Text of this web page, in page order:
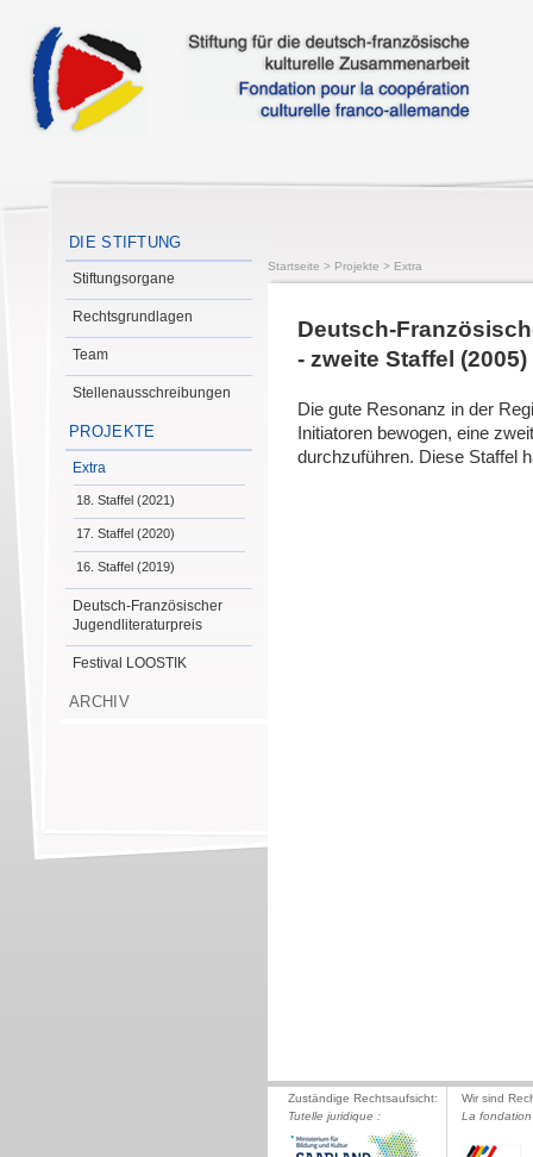
DIE STIFTUNG
Stiftungsorgane
Rechtsgrundlagen
Team
Stellenausschreibungen
PROJEKTE
Extra
18. Staffel (2021)
17. Staffel (2020)
16. Staffel (2019)
Deutsch-Französischer
Jugendliteraturpreis
Festival LOOSTIK
ARCHIV
Startseite > Projekte > Extra
Deutsch-
- zweite Staffel (2005)
Die gute Resonanz in der
Initiatoren bewogen, eine
durchzuführen. Diese Staffel
Zuständige Rechtsaufsicht:
Tutelle juridique :
Wir sind
La